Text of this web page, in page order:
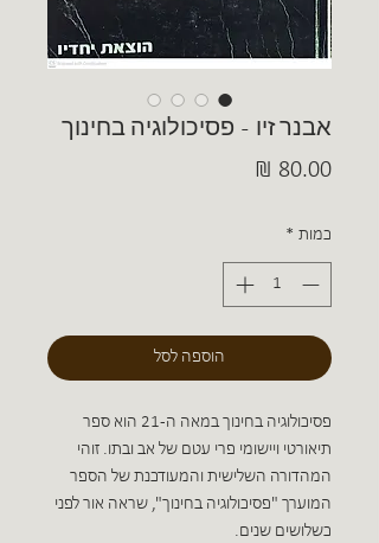
אבנר זיו - פסיכולוגיה בחינוך
כמות *
הוספה לסל
פסיכולוגיה בחינוך במאה ה-21 הוא ספר
תיאורטי ויישומי פרי עטם של אב ובתו. זוהי
המהדורה השלישית והמעודכנת של הספר
המוערך "פסיכולוגיה בחינוך", שראה אור לפני
כשלושים שנים.